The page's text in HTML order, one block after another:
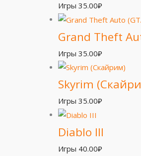
Игры 35.00₽
Grand Theft
Игры 35.00₽
Skyrim
Игры 35.00₽
Diablo III
Игры 40.00₽